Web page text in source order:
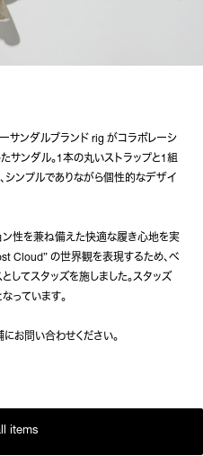
サンダルブランド rig がコラボレーシ
サンダル。1本の丸いストラップと1組
シンプルでありながら個性的なデザイ
ン性を兼ね備えた快適な履き心地を実
Cloud” の世界観を表現するため、ベ
してスタッズを施しました。スタッズ
っています。
お問い合わせください。
items